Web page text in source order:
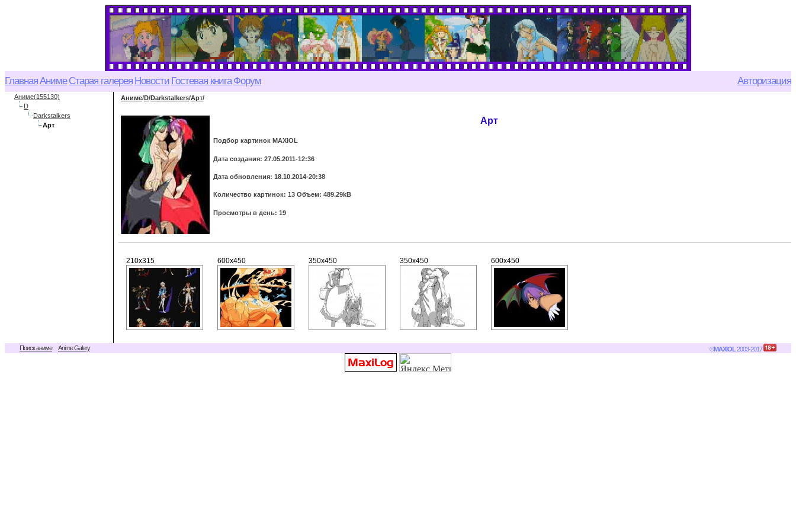
ГлавнаяАниме Старая галерея Новости Гостевая книга Форум Авторизация
Аниме(155130)
D
Darkstalkers
Арт
Аниме/D/Darkstalkers/Арт/
Арт
Подбор картинок MAXIOL
Дата создания: 27.05.2011-12:36
Дата обновления: 18.10.2014-20:38
Количество картинок: 13 Объем: 489.29kB
Просмотры в день: 19
210x315 600x450 350x450 350x450 600x450
Поиск аниме Anime Galery ©MAXIOL2003-2017